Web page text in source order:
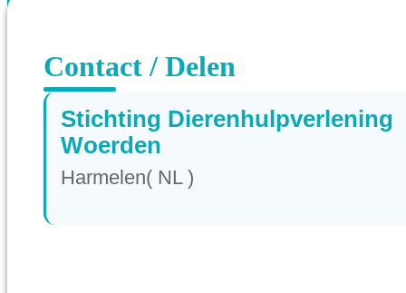
Contact / Delen
Stichting Dierenhulpverlening
Woerden
Harmelen( NL )